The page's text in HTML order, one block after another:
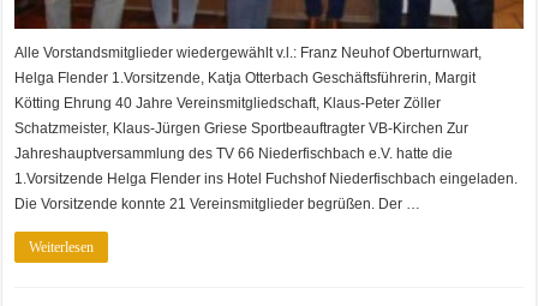
Alle Vorstandsmitglieder wiedergewählt v.l.: Franz Neuhof Oberturnwart,
Helga Flender 1.Vorsitzende, Katja Otterbach Geschäftsführerin, Margit
Kötting Ehrung 40 Jahre Vereinsmitgliedschaft, Klaus-Peter Zöller
Schatzmeister, Klaus-Jürgen Griese Sportbeauftragter VB-Kirchen Zur
Jahreshauptversammlung des TV 66 Niederfischbach e.V. hatte die
1.Vorsitzende Helga Flender ins Hotel Fuchshof Niederfischbach eingeladen.
Die Vorsitzende konnte 21 Vereinsmitglieder begrüßen. Der …
Weiterlesen